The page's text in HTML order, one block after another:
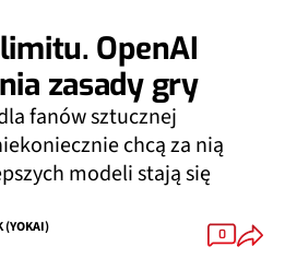
OpenAI
zasady gry
fanów sztucznej
chcą za nią
modeli stają się
(YOKAI)
0